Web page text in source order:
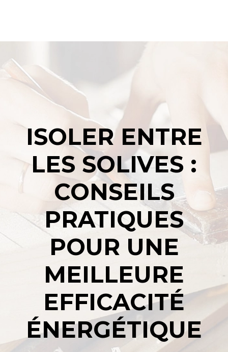
ISOLER ENTRE
LES SOLIVES :
CONSEILS
PRATIQUES
POUR UNE
MEILLEURE
EFFICACITÉ
ÉNERGÉTIQUE